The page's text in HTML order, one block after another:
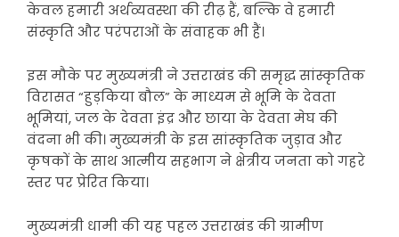
केवल हमारी अर्थव्यवस्था की रीढ़ हैं, बल्कि वे हमारी
संस्कृति और परंपराओं के संवाहक भी हैं।
इस मौके पर मुख्यमंत्री ने उत्तराखंड की समृद्ध सांस्कृतिक
विरासत “हुड़किया बौल” के माध्यम से भूमि के देवता
भूमियां, जल के देवता इंद्र और छाया के देवता मेघ की
वंदना भी की। मुख्यमंत्री के इस सांस्कृतिक जुड़ाव और
कृषकों के साथ आत्मीय सहभाग ने क्षेत्रीय जनता को गहरे
स्तर पर प्रेरित किया।
मुख्यमंत्री धामी की यह पहल उत्तराखंड की ग्रामीण